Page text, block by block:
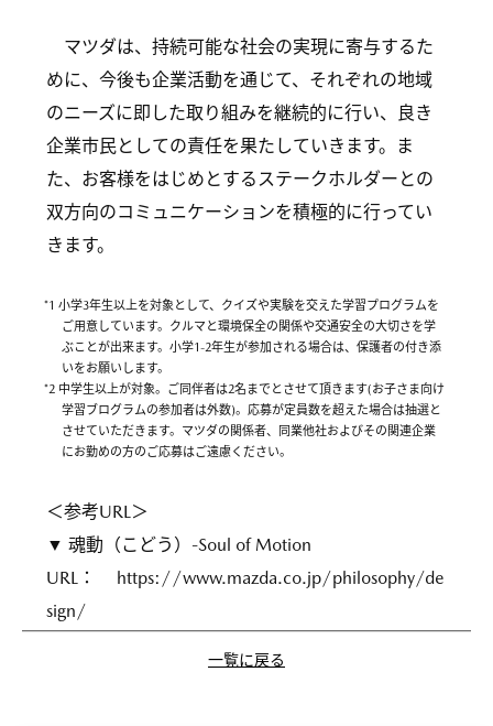
マツダは、持続可能な社会の実現に寄与するた
めに、今後も企業活動を通じて、それぞれの地域
のニーズに即した取り組みを継続的に行い、良き
企業市民としての責任を果たしていきます。ま
た、お客様をはじめとするステークホルダーとの
双方向のコミュニケーションを積極的に行ってい
きます。
*1 小学3年生以上を対象として、クイズや実験を交えた学習プログラムを
ご用意しています。クルマと環境保全の関係や交通安全の大切さを学
ぶことが出来ます。小学1-2年生が参加される場合は、保護者の付き添
いをお願いします。
*2 中学生以上が対象。ご同伴者は2名までとさせて頂きます(お子さま向け
学習ブログラムの参加者は外数)。応募が定員数を超えた場合は抽選と
させていただきます。マツダの関係者、同業他社およびその関連企業
にお勤めの方のご応募はご遠慮ください。
＜参考URL＞
▼ 魂動（こどう）-Soul of Motion
URL：
https://www.mazda.co.jp/philosophy/de
sign/
一覧に戻る